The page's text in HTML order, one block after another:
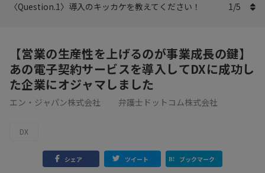
〈Question.1〉導入のキッカケを教えてください！ 1/5
【営業の生産性を上げるのが事業成長の鍵】
あの電子契約サービスを導入してDXに成功し
た企業にオジャマしました
エン・ジャパン株式会社 弁護士ドットコム株式会社
DX
シェア ツイート ブックマーク